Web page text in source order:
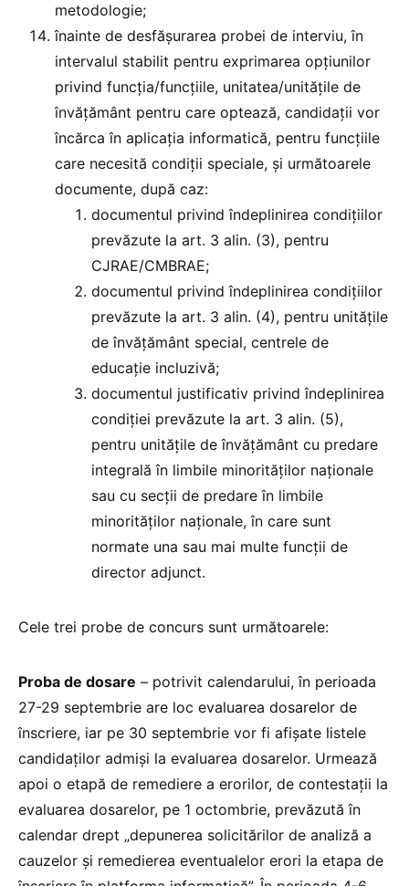
metodologie;
înainte de desfășurarea probei de interviu, în
intervalul stabilit pentru exprimarea opțiunilor
privind funcția/funcțiile, unitatea/unitățile de
învățământ pentru care optează, candidații vor
încărca în aplicația informatică, pentru funcțiile
care necesită condiții speciale, și următoarele
documente, după caz:
documentul privind îndeplinirea condițiilor
prevăzute la art. 3 alin. (3), pentru
CJRAE/CMBRAE;
documentul privind îndeplinirea condițiilor
prevăzute la art. 3 alin. (4), pentru unitățile
de învățământ special, centrele de
educație incluzivă;
documentul justificativ privind îndeplinirea
condiției prevăzute la art. 3 alin. (5),
pentru unitățile de învățământ cu predare
integrală în limbile minorităților naționale
sau cu secții de predare în limbile
minorităților naționale, în care sunt
normate una sau mai multe funcții de
director adjunct.
Cele trei probe de concurs sunt următoarele:
Proba de dosare – potrivit calendarului, în perioada
27-29 septembrie are loc evaluarea dosarelor de
înscriere, iar pe 30 septembrie vor fi afișate listele
candidaților admiși la evaluarea dosarelor. Urmează
apoi o etapă de remediere a erorilor, de contestații la
evaluarea dosarelor, pe 1 octombrie, prevăzută în
calendar drept „depunerea solicitărilor de analiză a
cauzelor și remedierea eventualelor erori la etapa de